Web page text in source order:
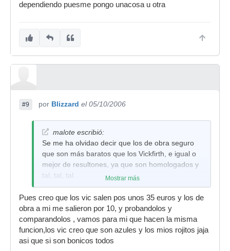
dependiendo puesme pongo unacosa u otra
#9 por Blizzard el 05/10/2006
malote escribió:
Se me ha olvidao decir que los de obra seguro
que son más baratos que los Vickfirth, e igual o
mejor de resultones, ya que son homologados y
tal, tal, tal.
Mostrar más
Pues creo que los vic salen pos unos 35 euros y los de
obra a mi me salieron por 10, y probandolos y
comparandolos , vamos para mi que hacen la misma
funcion,los vic creo que son azules y los mios rojitos jaja
asi que si son bonicos todos